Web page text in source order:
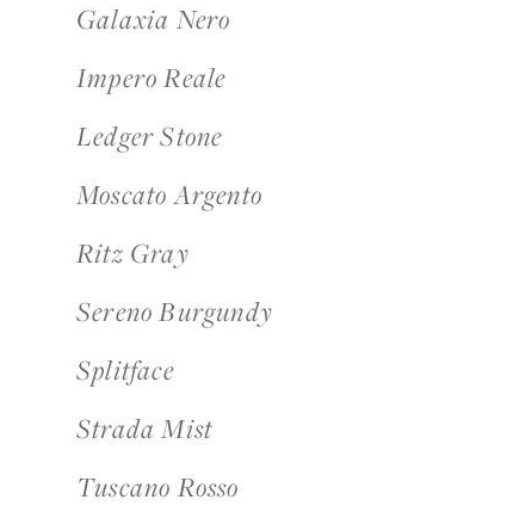
Galaxia Nero
Impero Reale
Ledger Stone
Moscato Argento
Ritz Gray
Sereno Burgundy
Splitface
Strada Mist
Tuscano Rosso